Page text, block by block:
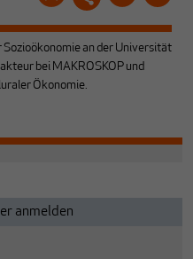
an der Universität
bei MAKROSKOP und
Ökonomie.